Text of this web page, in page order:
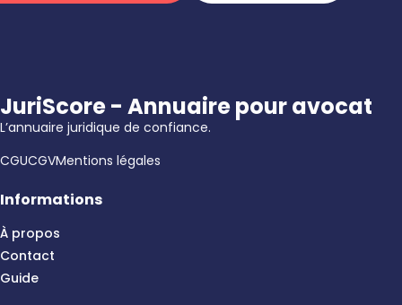
JuriScore - Annuaire pour avocat
L’annuaire juridique de confiance.
CGUCGVMentions légales
Informations
À propos
Contact
Guide